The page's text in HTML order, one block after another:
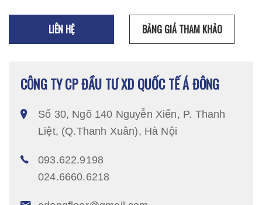
LIÊN HỆ BẢNG GIÁ THAM KHẢO
CÔNG TY CP ĐẦU TƯ XD QUỐC TẾ Á ĐÔNG
Số 30, Ngõ 140 Nguyễn Xiển, P. Thanh
Liệt, (Q.Thanh Xuân), Hà Nội
093.622.9198
024.6660.6218